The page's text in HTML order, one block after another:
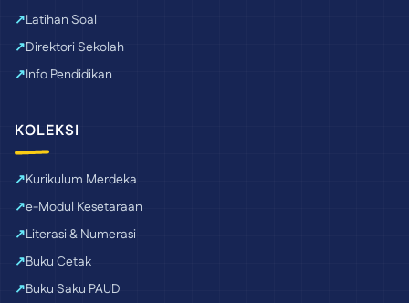
Latihan Soal
Direktori Sekolah
Info Pendidikan
KOLEKSI
Kurikulum Merdeka
e-Modul Kesetaraan
Literasi & Numerasi
Buku Cetak
Buku Saku PAUD